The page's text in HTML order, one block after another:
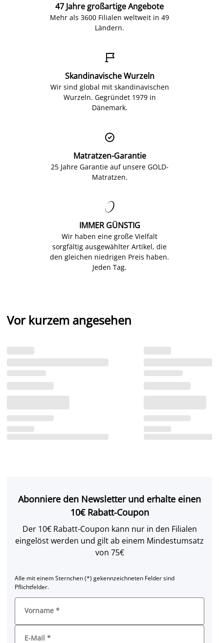
47 Jahre großartige Angebote
Mehr als 3600 Filialen weltweit in 49
Ländern.

Skandinavische Wurzeln
Wir sind global mit skandinavischen
Wurzeln. Gegründet 1979 in
Dänemark.

Matratzen-Garantie
25 Jahre Garantie auf unsere GOLD-
Matratzen.

IMMER GÜNSTIG
Wir haben eine große Vielfalt
sorgfältig ausgewählter Artikel, die
den gleichen niedrigen Preis haben.
Jeden Tag.
Vor kurzem angesehen
Abonniere den Newsletter und erhalte einen
10€ Rabatt-Coupon
Der 10€ Rabatt-Coupon kann nur in den Filialen
eingelöst werden und gilt ab einem Mindestumsatz
von 75€
Alle mit einem Sternchen (*) gekennzeichneten Felder sind
Pflichtfelder.
Vorname *
E-Mail *